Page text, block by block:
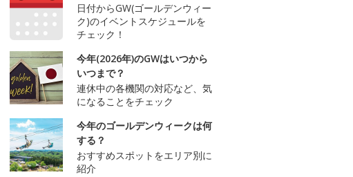
日付からGW(ゴールデンウィー
ク)のイベントスケジュールを
チェック！
今年(2026年)のGWはいつから
いつまで？
連休中の各機関の対応など、気
になることをチェック
今年のゴールデンウィークは何
する？
おすすめスポットをエリア別に
紹介